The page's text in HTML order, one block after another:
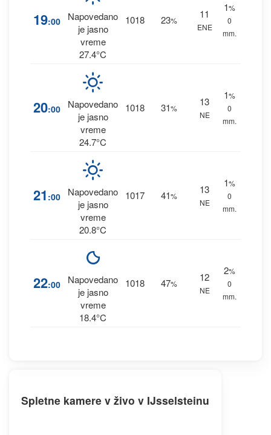
19:00
Napovedano
je jasno
vreme
27.4°C
1018 23%
11
ENE
1%
0
mm.
20:00
Napovedano
je jasno
vreme
24.7°C
1018 31%
13
NE
1%
0
mm.
21 :00
Napovedano
je jasno
vreme
20.8°C
1017 41%
13
NE
1%
0
mm.
22:00
Napovedano
je jasno
vreme
18.4°C
1018 47%
12
NE
2%
0
mm.
Spletne kamere v živo v IJsselsteinu